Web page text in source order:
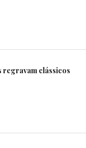
regravam clássicos